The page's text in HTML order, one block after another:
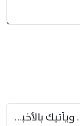
ستبدي لك الأيام ما كنت جاهلا … ويأتيك بالأخبار من لم تزوّد